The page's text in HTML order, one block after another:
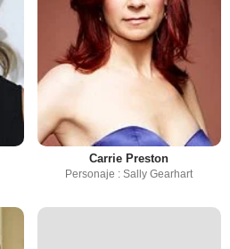
Carrie Preston
Personaje : Sally Gearhart